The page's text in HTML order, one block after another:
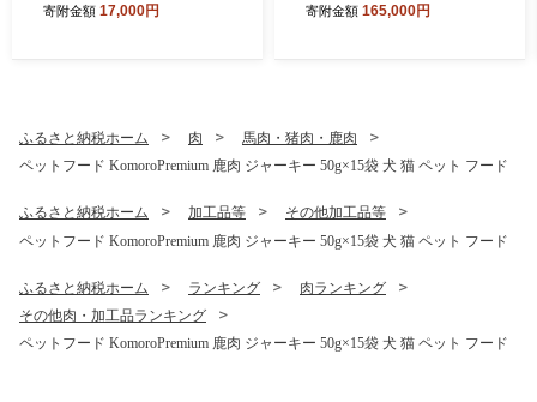
島白桃 約5kg 秀品 13～22玉
寄附金額 17,000円 寄附金額 165,000円
ふるさと納税ホーム 肉
馬肉・猪肉・鹿肉
ペットフード KomoroPremium 鹿肉 ジャーキー 50g×15袋 犬 猫 ペット フード
ふるさと納税ホーム 加工品等
その他加工品等
ペットフード KomoroPremium 鹿肉 ジャーキー 50g×15袋 犬 猫 ペット フード
ふるさと納税ホーム ランキング
肉ランキング
その他肉・加工品ランキング
ペットフード KomoroPremium 鹿肉 ジャーキー 50g×15袋 犬 猫 ペット フード